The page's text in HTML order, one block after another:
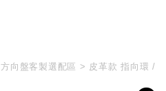
方向盤客製選配區 皮革款 指向環